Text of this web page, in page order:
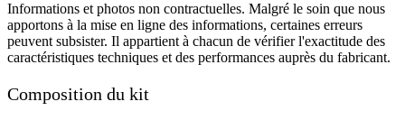
Informations et photos non contractuelles. Malgré le soin que nous
apportons à la mise en ligne des informations, certaines erreurs
peuvent subsister. Il appartient à chacun de vérifier l'exactitude des
caractéristiques techniques et des performances auprès du fabricant.
Composition du kit